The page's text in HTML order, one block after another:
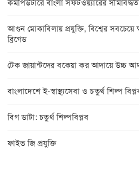
কমপিউটারে বাংলা সফটওয়্যারের
আগুন মোকাবিলায় প্রযুক্তি, বিশ্বের সবচেয়ে
ব্রিগেড
টেক জায়ান্টদের বকেয়া কর আদায়ে উচ্চ
বাংলাদেশে ই-স্বাস্থ্যসেবা ও চতুর্থ শিল্প
বিগ ডাটা: চতুর্থ শিল্পবিপ্লব
ফাইভ জি প্রযুক্তি